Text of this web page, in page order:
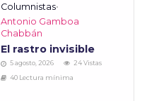
Columnistas•
Antonio Gamboa
Chabbán
El rastro invisible
5 agosto, 2026
24 Vistas
40 Lectura mínima